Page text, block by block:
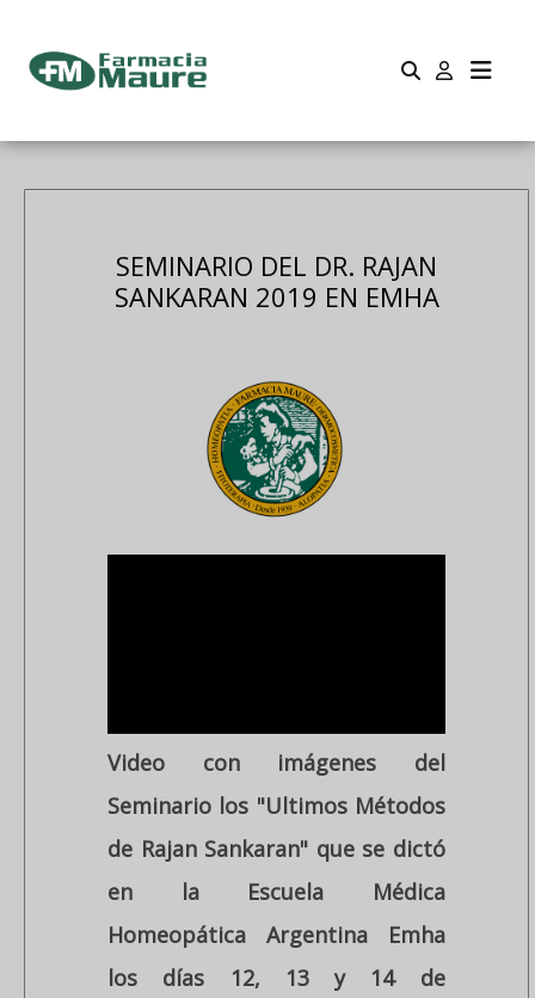
SEMINARIO DEL DR. RAJAN
SANKARAN 2019 EN EMHA
Video con imágenes del
Seminario los "Ultimos Métodos
de Rajan Sankaran" que se dictó
en la Escuela Médica
Homeopática Argentina Emha
los días 12, 13 y 14 de